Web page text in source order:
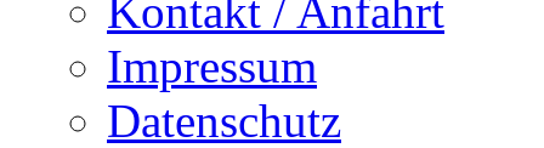
Kontakt / Anfahrt
Impressum
Datenschutz